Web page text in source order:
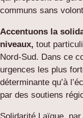
communs sans
Accentuons la
niveaux, tout
Nord-Sud. Dans ce
urgences les plus
déterminante qu’à
par des soutiens